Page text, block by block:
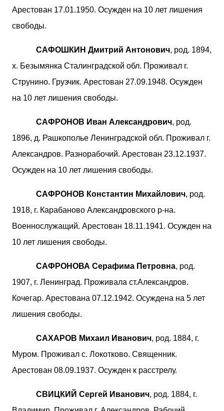
Арестован 17.01.1950. Осужден на 10 лет лишения
свободы.
САФОШКИН Дмитрий Антонович, род. 1894,
х. Безымянка Сталинградской обл. Проживал г.
Струнино. Грузчик. Арестован 27.09.1948. Осужден
на 10 лет лишения свободы.
САФРОНОВ Иван Александрович, род.
1896, д. Рашкополье Ленинградской обл. Проживал г.
Александров. Разнорабочий. Арестован 23.12.1937.
Осужден на 10 лет лишения свободы.
САФРОНОВ Константин Михайлович, род.
1918, г. Карабаново Александровского р-на.
Военнослужащий. Арестован 18.11.1941. Осужден на
10 лет лишения свободы.
САФРОНОВА Серафима Петровна, род.
1907, г. Ленинград. Проживала ст.Александров.
Кочегар. Арестована 07.12.1942. Осуждена на 5 лет
лишения свободы.
САХАРОВ Михаил Иванович, род. 1884, г.
Муром. Проживал с. Локотково. Священник.
Арестован 08.09.1937. Осужден к расстрелу.
СВИЦКИЙ Сергей Иванович, род. 1884, г.